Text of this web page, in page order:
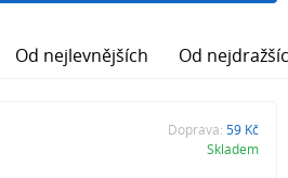
Od nejlevnějších Od
Doprava: 59 Kč
Skladem